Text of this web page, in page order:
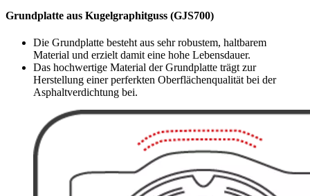
Grundplatte aus Kugelgraphitguss (GJS700)
Die Grundplatte besteht aus sehr robustem, haltbarem
Material und erzielt damit eine hohe Lebensdauer.
Das hochwertige Material der Grundplatte trägt zur
Herstellung einer perferkten Oberflächenqualität bei der
Asphaltverdichtung bei.